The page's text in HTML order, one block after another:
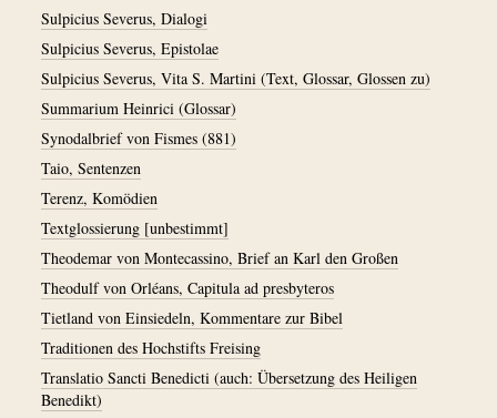
Sulpicius Severus, Dialogi
Sulpicius Severus, Epistolae
Sulpicius Severus, Vita S. Martini (Text, Glossar, Glossen zu)
Summarium Heinrici (Glossar)
Synodalbrief von Fismes (881)
Taio, Sentenzen
Terenz, Komödien
Textglossierung [unbestimmt]
Theodemar von Montecassino, Brief an Karl den Großen
Theodulf von Orléans, Capitula ad presbyteros
Tietland von Einsiedeln, Kommentare zur Bibel
Traditionen des Hochstifts Freising
Translatio Sancti Benedicti (auch: Übersetzung des Heiligen
Benedikt)